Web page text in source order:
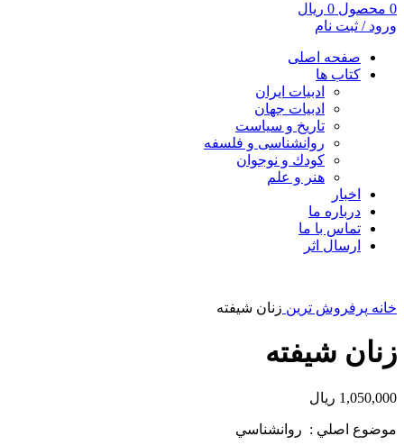
0 محصول 0 ریال
ورود / ثبت نام
صفحه اصلی
کتاب ها
ادبیات ایران
ادبیات جهان
تاریخ و سیاست
روانشناسی و فلسفه
کودك و نوجوان
هنر و علم
اخبار
درباره ما
تماس با ما
ارسال اثر
خانه پرفروش ترین زنان شیفته
زنان شیفته
1,050,000 ریال
موضوع اصلي : روان­شناسي